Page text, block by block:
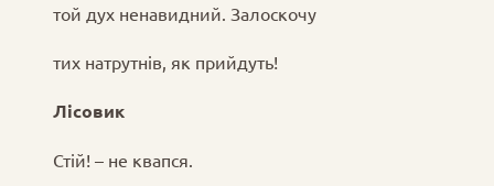
той дух ненавидний. Залоскочу
тих натрутнів, як прийдуть!
Лісовик
Стій! – не квапся.